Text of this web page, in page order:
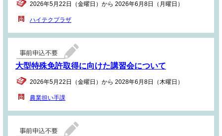
2026年5月22日（金曜日）から 2026年6月8日（月曜日）
ハイテクプラザ
大型特殊免許取得に向けた講習会について
2026年5月22日（金曜日）から 2028年6月8日（木曜日）
農業担い手課